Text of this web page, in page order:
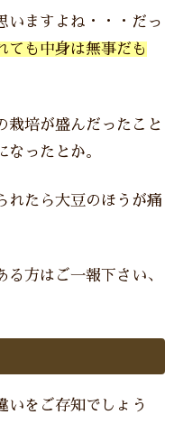
いますよね・・・だっ
ても中身は無事だも
栽培が盛んだったこと
ったとか。
れたら大豆のほうが痛
方はご一報下さい、
いをご存知でしょう